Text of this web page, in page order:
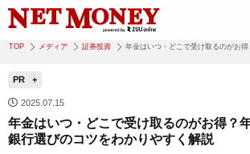
TOP メディア 証券投資 年金はいつ・どこで受け取るのがお
PR
2025.07.15
年金はいつ・どこで受け取るのがお得？
銀行選びのコツをわかりやすく解説